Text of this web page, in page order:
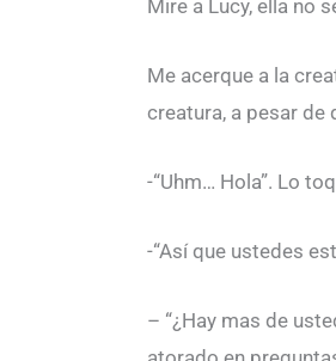
Mire a Lucy, ella no
Me acerque a la
creatura, a pesar de
-“Uhm… Hola”. Lo
-“Así que ustedes
– “¿Hay mas de